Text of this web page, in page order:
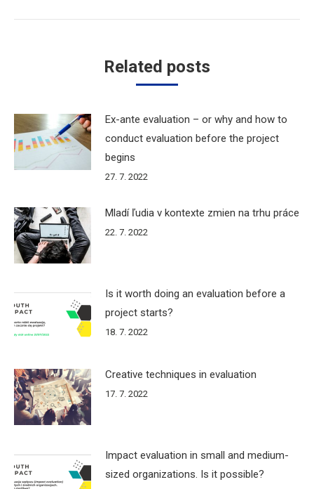
Related posts
Ex-ante evaluation – or why and how to
conduct evaluation before the project
begins
27. 7. 2022
Mladí ľudia v kontexte zmien na trhu práce
22. 7. 2022
Is it worth doing an evaluation before a
project starts?
18. 7. 2022
Creative techniques in evaluation
17. 7. 2022
Impact evaluation in small and medium-
sized organizations. Is it possible?